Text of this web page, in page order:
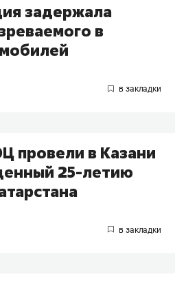
задержала
в
провели в Казани
25-летию